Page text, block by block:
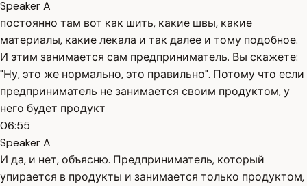
Speaker A
постоянно там вот как шить, какие швы, какие
материалы, какие лекала и так далее и тому подобное.
И этим занимается сам предприниматель. Вы скажете:
"Ну, это же нормально, это правильно". Потому что если
предприниматель не занимается своим продуктом, у
него будет продукт
06:55
Speaker A
И да, и нет, объясню. Предприниматель, который
упирается в продукты и занимается только продуктом,